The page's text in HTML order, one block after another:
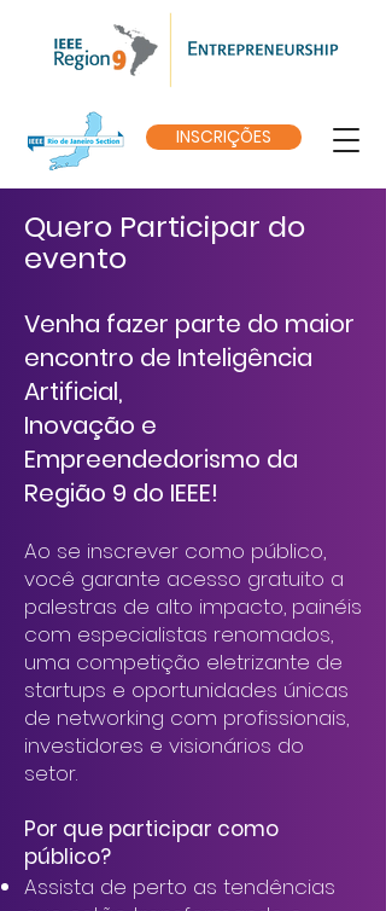
INSCRIÇÕES
Quero Participar do
evento
Venha fazer parte do maior
encontro de Inteligência
Artificial,
Inovação e
Empreendedorismo da
Região 9 do IEEE!
Ao se inscrever como público,
você garante acesso gratuito a
palestras de alto impacto, painéis
com especialistas renomados,
uma competição eletrizante de
startups e oportunidades únicas
de networking com profissionais,
investidores e visionários do
setor.
Por que participar como
público?
Assista de perto as tendências